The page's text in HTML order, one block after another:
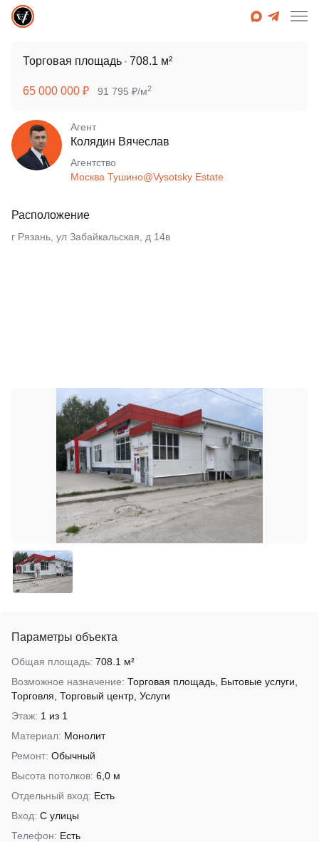
Торговая площадь 708.1 м²
65 000 000 ₽ 91 795 ₽/м2
Агент
Колядин Вячеслав
Агентcтво
Москва Тушино@Vysotsky Estate
Расположение
г Рязань, ул Забайкальская, д 14в
Параметры объекта
Общая площадь: 708.1 м²
Возможное назначение: Торговая площадь, Бытовые услуги,
Торговля, Торговый центр, Услуги
Этаж: 1 из 1
Материал: Монолит
Ремонт: Обычный
Высота потолков: 6,0 м
Отдельный вход: Есть
Вход: С улицы
Телефон: Есть